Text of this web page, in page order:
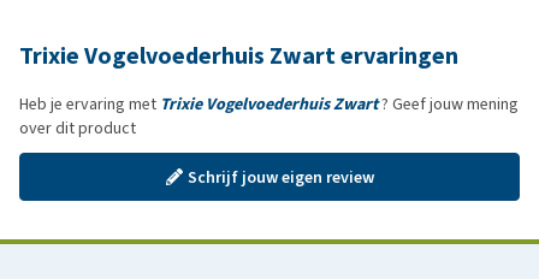
Trixie Vogelvoederhuis Zwart ervaringen
Heb je ervaring met Trixie Vogelvoederhuis Zwart? Geef jouw mening
over dit product
Schrijf jouw eigen review